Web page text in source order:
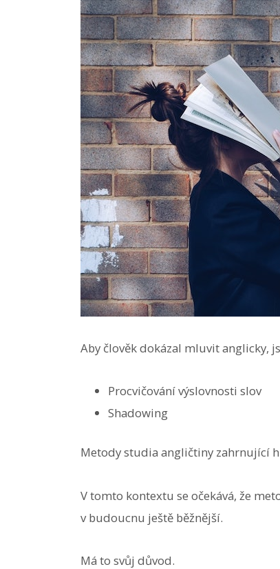
Aby člověk dokázal mluvit anglicky,
Procvičování výslovnosti slov
Shadowing
Metody studia angličtiny zahrnující
V tomto kontextu se očekává, že
v budoucnu ještě běžnější.
Má to svůj důvod.